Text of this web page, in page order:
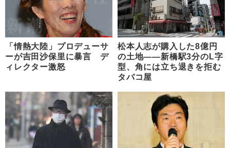
「情熱大陸」プロデューサ
ーが吉田沙保里に暴言 デ
ィレクター激怒
松本人志が購入した8億円
の土地――新橋駅3分のL字
型、角には立ち退きを拒む
タバコ屋